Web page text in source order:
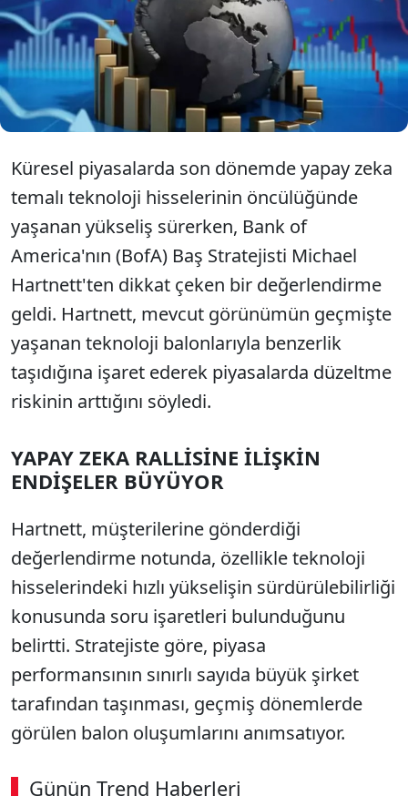
hatırlattığını belirtti. Hartnett, piyasalarda olası
bir düzeltme riskine dikkat çekerek yatırımcıların
daha temkinli hareket etmesi gerektiğini ifade
etti.
Küresel piyasalarda son dönemde yapay zeka
temalı teknoloji hisselerinin öncülüğünde
yaşanan yükseliş sürerken, Bank of
America'nın (BofA) Baş Stratejisti Michael
Hartnett'ten dikkat çeken bir değerlendirme
geldi. Hartnett, mevcut görünümün geçmişte
yaşanan teknoloji balonlarıyla benzerlik
taşıdığına işaret ederek piyasalarda düzeltme
riskinin arttığını söyledi.
YAPAY ZEKA RALLİSİNE İLİŞKİN
ENDİŞELER BÜYÜYOR
Hartnett, müşterilerine gönderdiği
değerlendirme notunda, özellikle teknoloji
hisselerindeki hızlı yükselişin sürdürülebilirliği
konusunda soru işaretleri bulunduğunu
belirtti. Stratejiste göre, piyasa
performansının sınırlı sayıda büyük şirket
tarafından taşınması, geçmiş dönemlerde
görülen balon oluşumlarını anımsatıyor.
Günün Trend Haberleri